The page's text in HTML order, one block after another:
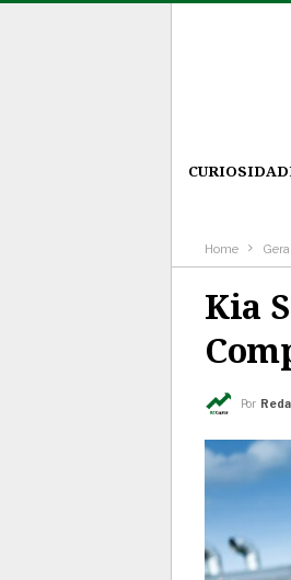
Home Geral
Kia
Por